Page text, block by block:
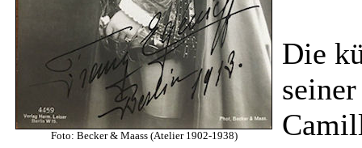
Foto: Becker & Maass (Atelier 1902-1938)
Die